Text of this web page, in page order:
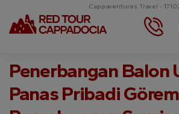
Cappaventures Travel -
Penerbangan Balon
Panas Pribadi